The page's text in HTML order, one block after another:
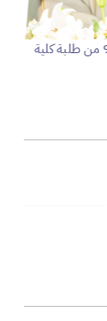
سمو ولي العهد يرعى حفل تخريج الدفعة 95 من طلبة كلية